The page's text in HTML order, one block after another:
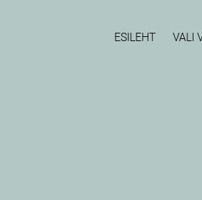
ESILEHT VALI